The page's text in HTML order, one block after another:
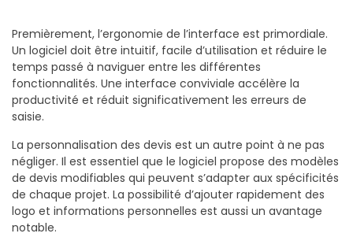
Premièrement, l’ergonomie de l’interface est primordiale.
Un logiciel doit être intuitif, facile d’utilisation et réduire le
temps passé à naviguer entre les différentes
fonctionnalités. Une interface conviviale accélère la
productivité et réduit significativement les erreurs de
saisie.
La personnalisation des devis est un autre point à ne pas
négliger. Il est essentiel que le logiciel propose des modèles
de devis modifiables qui peuvent s’adapter aux spécificités
de chaque projet. La possibilité d’ajouter rapidement des
logo et informations personnelles est aussi un avantage
notable.